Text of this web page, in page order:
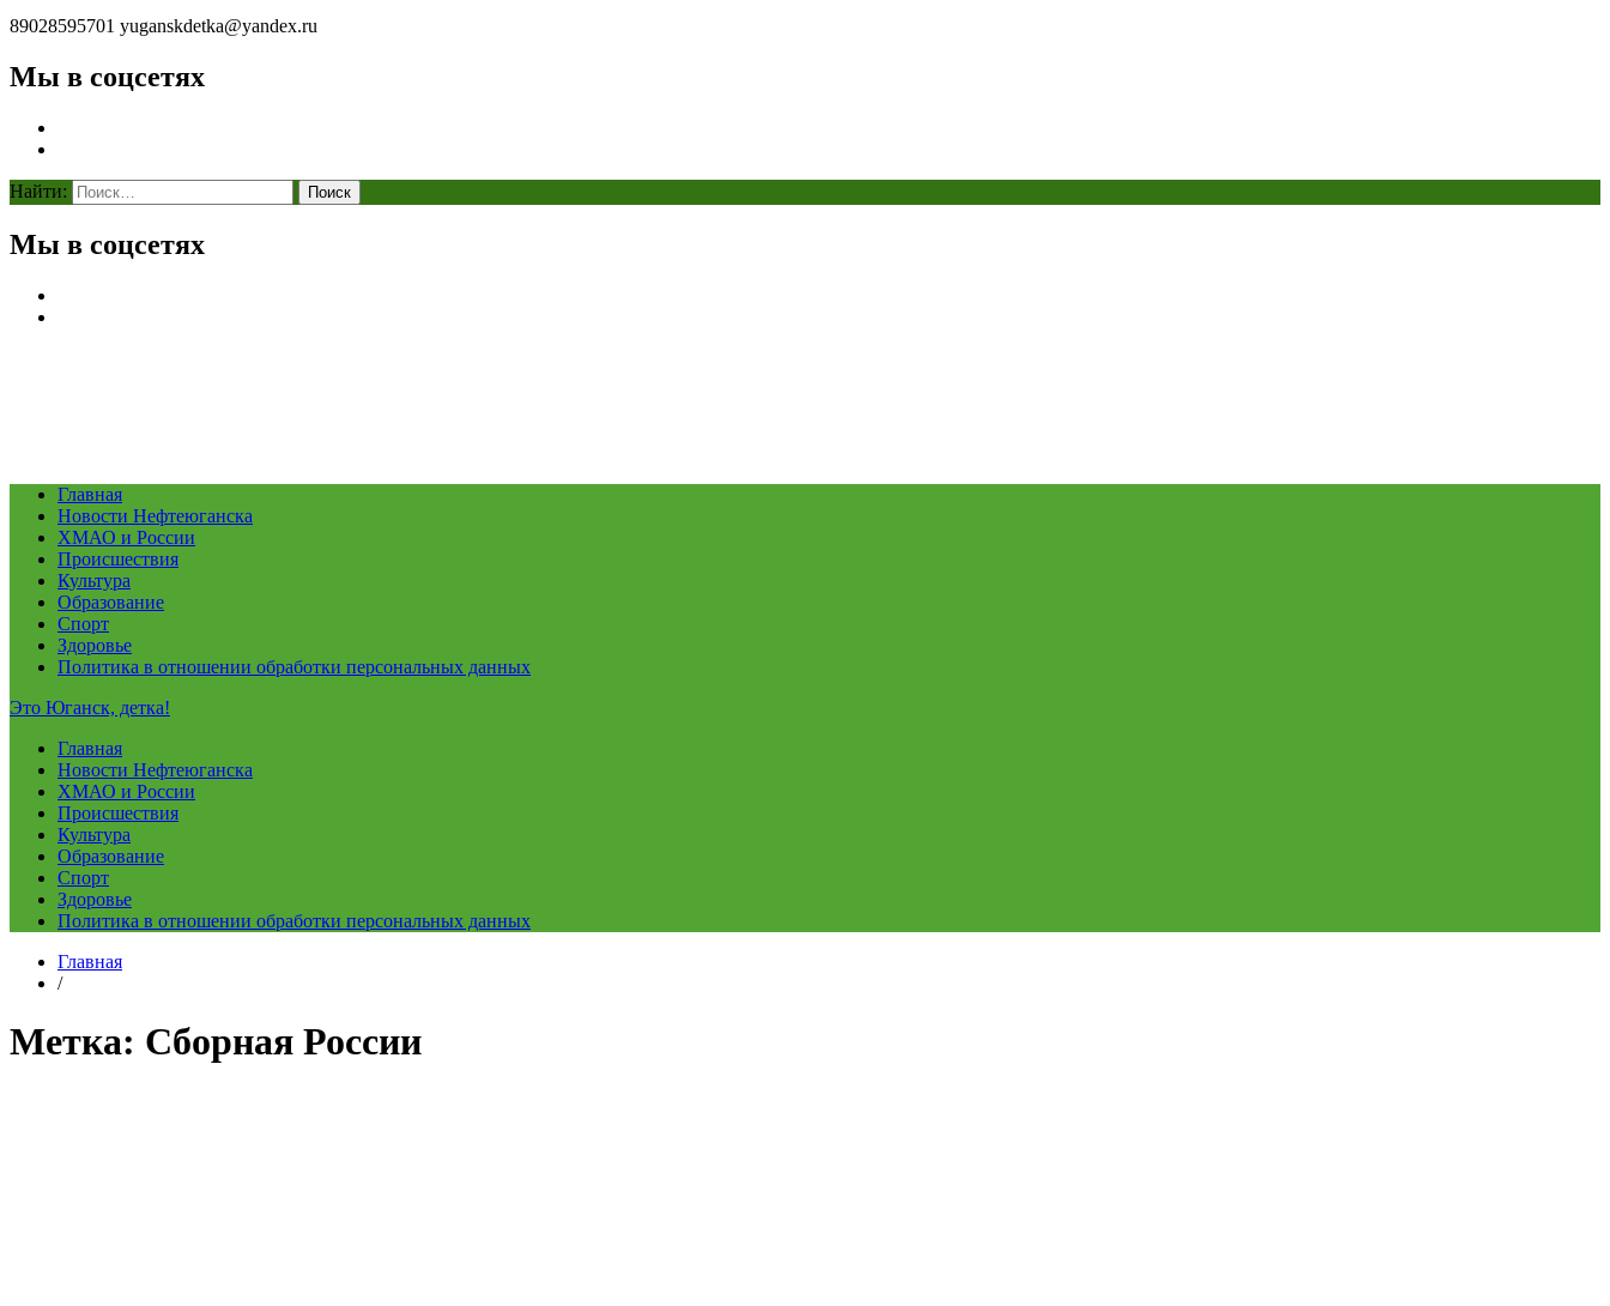
89028595701 yuganskdetka@yandex.ru
Мы в соцсетях
Найти:
Мы в соцсетях
Главная
Новости Нефтеюганска
ХМАО и России
Происшествия
Культура
Образование
Спорт
Здоровье
Политика в отношении обработки персональных данных
Это Юганск, детка!
Главная
Новости Нефтеюганска
ХМАО и России
Происшествия
Культура
Образование
Спорт
Здоровье
Политика в отношении обработки персональных данных
Главная
/
Метка: Сборная России